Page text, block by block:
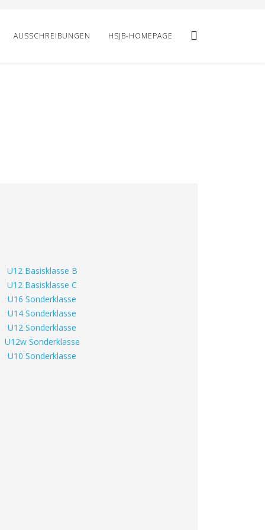
AUSSCHREIBUNGEN HSJB-HOMEPAGE
U12 Basisklasse B
U12 Basisklasse C
U16 Sonderklasse
U14 Sonderklasse
U12 Sonderklasse
U12w Sonderklasse
U10 Sonderklasse